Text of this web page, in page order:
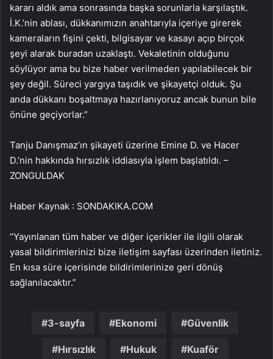
kararı aldık ama sonrasında başka sorunlarla karşılaştık.
İ.K.’nin ablası, dükkanımızın anahtarıyla içeriye girerek
kameraların fişini çekti, bilgisayar ve kasayı açıp birçok
şeyi alarak buradan uzaklaştı. Vekaletinin olduğunu
söylüyor ama bu bize haber verilmeden yapılabilecek bir
şey değil. Süreci yargıya taşıdık ve şikayetçi olduk. Şu
anda dükkanı boşaltmaya hazırlanıyoruz ancak bunun bile
önüne geçiyorlar.”
Tanju Danışmaz’ın şikayeti üzerine Emine D. ve Hacer
D.’nin hakkında hırsızlık iddiasıyla işlem başlatıldı. –
ZONGULDAK
Haber Kaynak : SONDAKIKA.COM
“Yayınlanan tüm haber ve diğer içerikler ile ilgili olarak
yasal bildirimlerinizi bize iletişim sayfası üzerinden iletiniz.
En kısa süre içerisinde bildirimlerinize geri dönüş
sağlanılacaktır.”
3-sayfa Ekonomi Güvenlik
Hırsızlık Hukuk Kuaför